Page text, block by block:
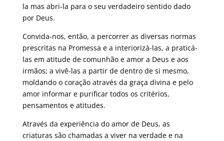
la mas abri-la para o seu verdadeiro sentido dado
por Deus.
Convida-nos, então, a percorrer as diversas normas
prescritas na Promessa e a interiorizá-las, a praticá-
las em atitude de comunhão e amor a Deus e aos
irmãos; a vivê-las a partir de dentro de si mesmo,
moldando o coração através da graça divina e pelo
amor informar e purificar todos os critérios,
pensamentos e atitudes.
Através da experiência do amor de Deus, as
criaturas são chamadas a viver na verdade e na